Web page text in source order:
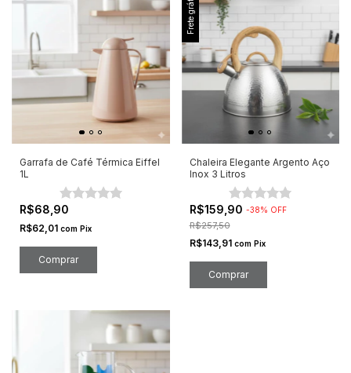
Garrafa de Café Térmica Eiffel
1L
R$68,90
R$62,01 com Pix
Frete grátis
Chaleira Elegante Argento Aço
Inox 3 Litros
R$159,90 -38% OFF
R$257,50
R$143,91 com Pix